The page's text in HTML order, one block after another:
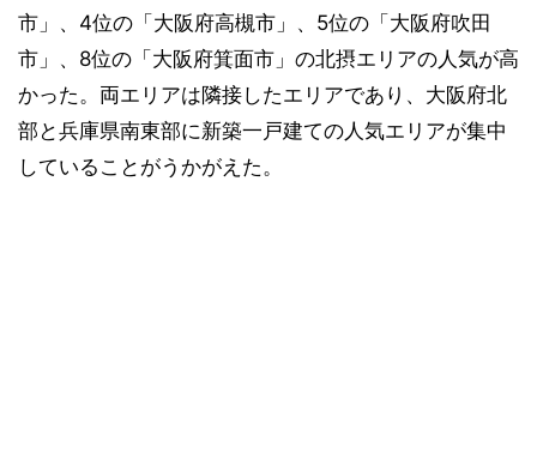
市」、4位の「大阪府高槻市」、5位の「大阪府吹田
市」、8位の「大阪府箕面市」の北摂エリアの人気が高
かった。両エリアは隣接したエリアであり、大阪府北
部と兵庫県南東部に新築一戸建ての人気エリアが集中
していることがうかがえた。